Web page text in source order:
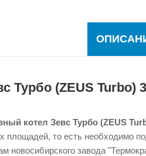
Турбо (ZEUS Turbo)
котел Зевс Турбо (ZEUS
то есть необходимо
новосибирского завода